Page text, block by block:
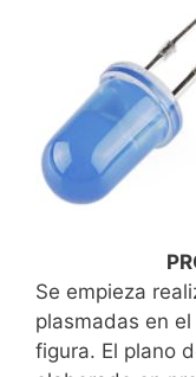
Se empieza
plasmadas en
figura. El plano